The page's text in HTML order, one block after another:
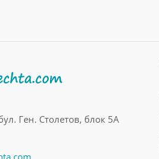
Ген. Столетов, блок 5А